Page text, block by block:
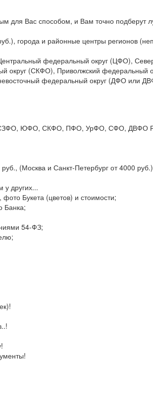
для Вас способом, и Вам точно подберут
города и районные центры регионов
федеральный округ (ЦФО),
(СКФО), Приволжский федеральный
федеральный округ (ДФО или
СЗФО, ЮФО, СКФО, ПФО, УрФО, СФО, ДВФО
(Москва и Санкт-Петербург от 4000
у других...
Букета (цветов) и стоимости;
Банка;
54-ФЗ;